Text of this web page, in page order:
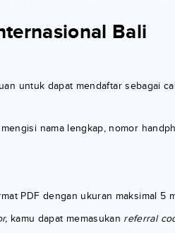
Bali
untuk dapat mendaftar sebagai
nama lengkap, nomor
PDF dengan ukuran maksimal 5
kamu dapat memasukan referral